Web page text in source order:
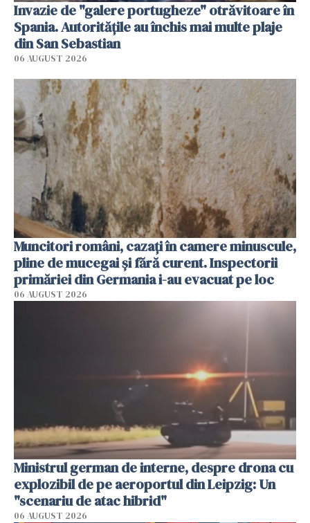
Invazie de "galere portugheze" otrăvitoare în
Spania. Autoritățile au închis mai multe plaje
din San Sebastian
06 AUGUST 2026
Muncitori români, cazați în camere minuscule,
pline de mucegai și fără curent. Inspectorii
primăriei din Germania i-au evacuat pe loc
06 AUGUST 2026
Ministrul german de interne, despre drona cu
explozibil de pe aeroportul din Leipzig: Un
"scenariu de atac hibrid"
06 AUGUST 2026